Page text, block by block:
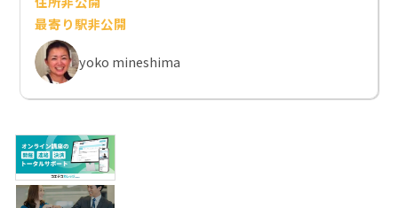
最寄り駅非公開
yoko mineshima